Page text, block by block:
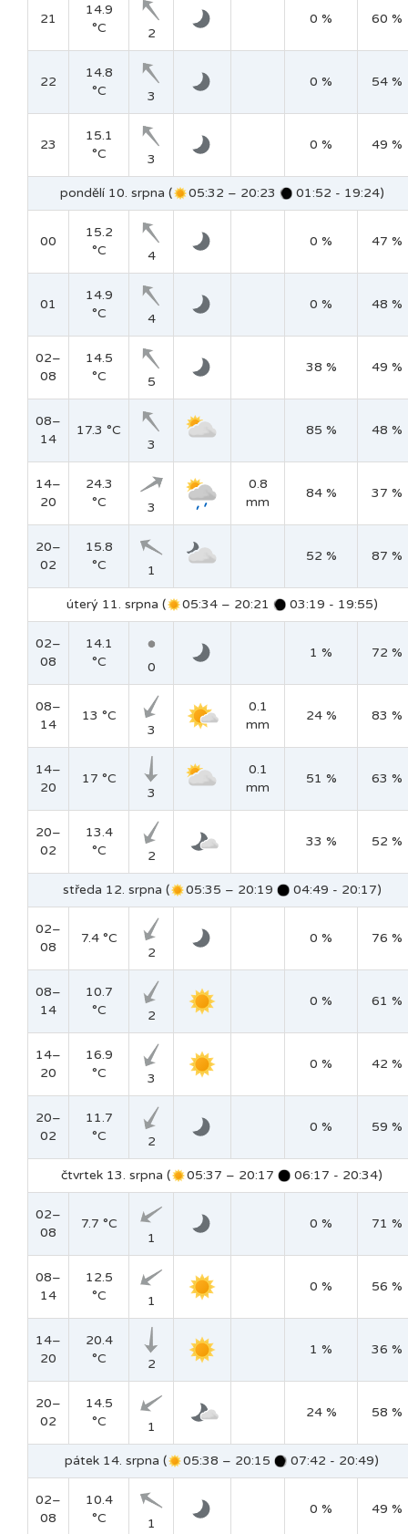
21
14.9
°C
2
0 % 60 %
22
14.8
°C
3
0 % 54 %
23
15.1
°C
3
0 % 49 %
pondělí 10. srpna ( 05:32 – 20:23 01:52 - 19:24)
00
15.2
°C
4
0 % 47 %
01
14.9
°C
4
0 % 48 %
02–
08
14.5
°C
5
38 % 49 %
08–
14
17.3 °C
3
85 % 48 %
14–
20
24.3
°C
3
0.8
mm
84 % 37 %
20–
02
15.8
°C
1
52 % 87 %
úterý 11. srpna ( 05:34 – 20:21 03:19 - 19:55)
02–
08
14.1
°C
0
1 % 72 %
08–
14
13 °C
3
0.1
mm
24 % 83 %
14–
20
17 °C
3
0.1
mm
51 % 63 %
20–
02
13.4
°C
2
33 % 52 %
středa 12. srpna ( 05:35 – 20:19 04:49 - 20:17)
02–
08
7.4 °C
2
0 % 76 %
08–
14
10.7
°C
2
0 % 61 %
14–
20
16.9
°C
3
0 % 42 %
20–
02
11.7
°C
2
0 % 59 %
čtvrtek 13. srpna ( 05:37 – 20:17 06:17 - 20:34)
02–
08
7.7 °C
1
0 % 71 %
08–
14
12.5
°C
1
0 % 56 %
14–
20
20.4
°C
2
1 % 36 %
20–
02
14.5
°C
1
24 % 58 %
pátek 14. srpna ( 05:38 – 20:15 07:42 - 20:49)
02–
08
10.4
°C
1
0 % 49 %